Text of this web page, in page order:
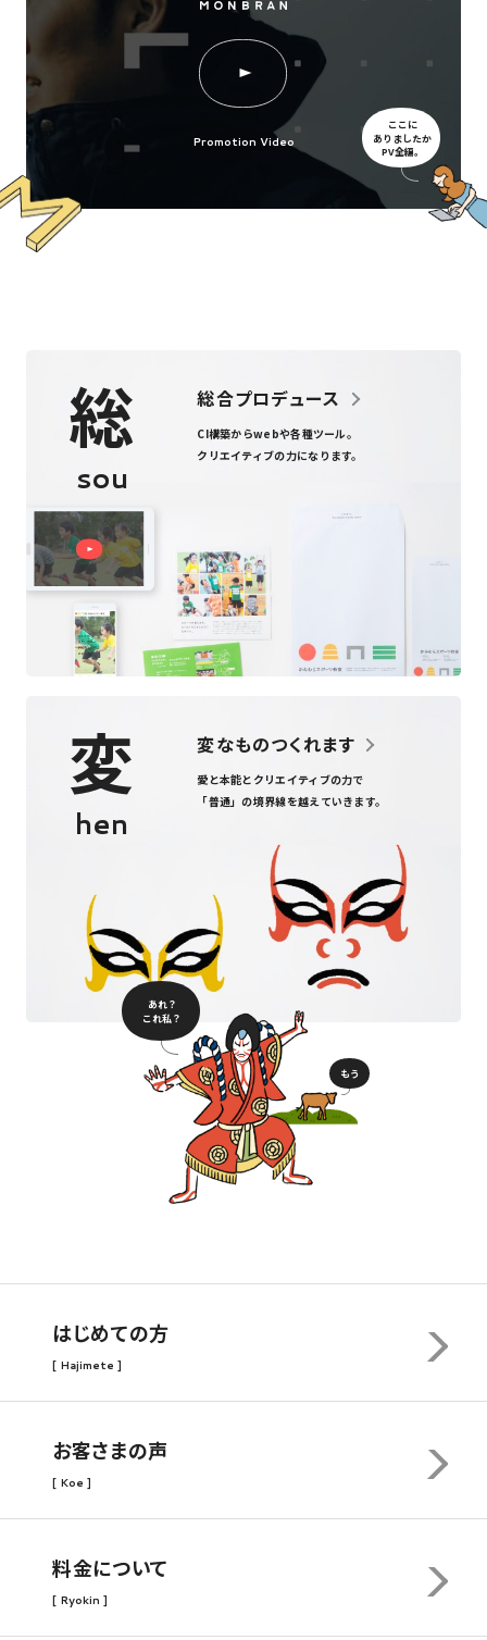
Promotion Video
ここに
ありましたか
PV全編。
総
sou
総合プロデュース
CI構築からwebや各種ツール。
クリエイティブの力になります。
変
hen
変なものつくれます
愛と本能とクリエイティブの力で
「普通」の境界線を越えていきます。
あれ？
これ私？
もう
はじめての方
[ Hajimete ]
お客さまの声
[ Koe ]
料金について
[ Ryokin ]